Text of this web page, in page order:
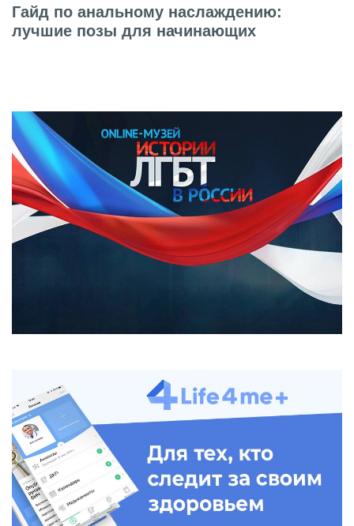
Гайд по анальному наслаждению:
лучшие позы для начинающих